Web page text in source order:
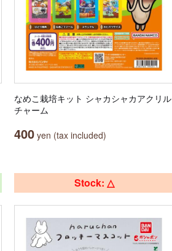
なめこ栽培キット シャカシャカアクリル
チャーム
400 yen (tax included)
Stock: △